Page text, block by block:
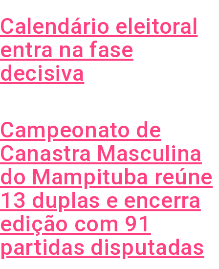
Calendário eleitoral
entra na fase
decisiva
Campeonato de
Canastra Masculina
do Mampituba reúne
13 duplas e encerra
edição com 91
partidas disputadas